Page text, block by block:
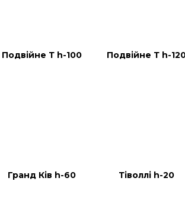
Подвійне Т h-100 Подвійне Т h-
Гранд Ків h-60 Тіволлі h-20